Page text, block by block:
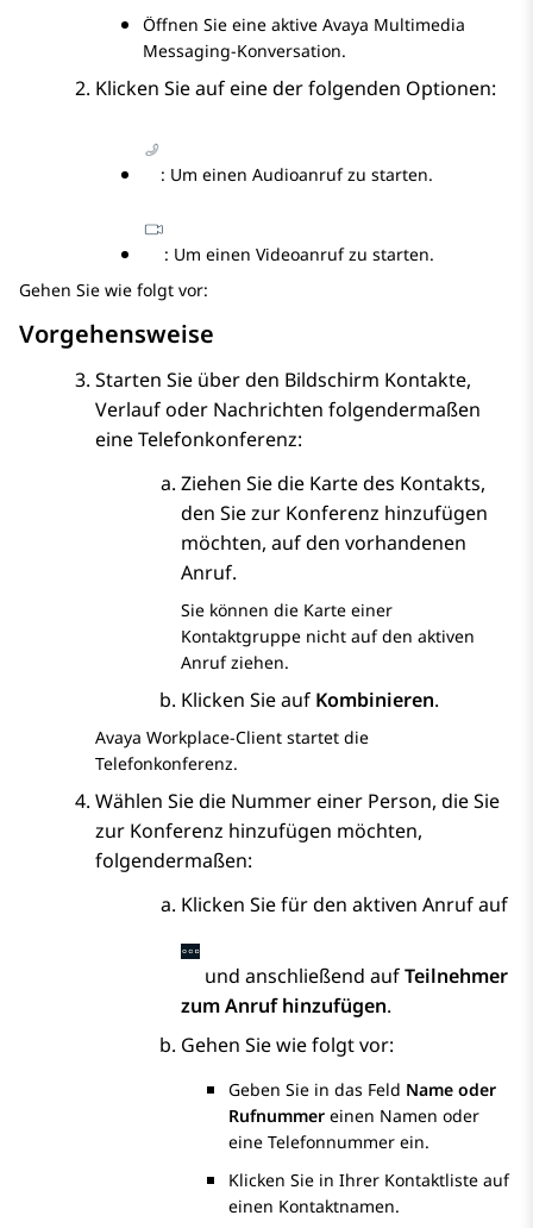
Öffnen Sie eine aktive Avaya Multimedia
Messaging-Konversation.
Klicken Sie auf eine der folgenden Optionen:
: Um einen Audioanruf zu starten.
: Um einen Videoanruf zu starten.
Gehen Sie wie folgt vor:
Vorgehensweise
Starten Sie über den Bildschirm Kontakte,
Verlaufoder Nachrichten folgendermaßen
eine Telefonkonferenz:
Ziehen Sie die Karte des Kontakts,
den Sie zur Konferenz hinzufügen
möchten, auf den vorhandenen
Anruf.
Sie können die Karte einer
Kontaktgruppe nicht auf den aktiven
Anruf ziehen.
Klicken Sie auf Kombinieren.
Avaya Workplace-Client startet die
Telefonkonferenz.
Wählen Sie die Nummer einer Person, die Sie
zur Konferenz hinzufügen möchten,
folgendermaßen:
Klicken Sie für den aktiven Anruf auf
und anschließend aufTeilnehmer
zum Anruf hinzufügen.
Gehen Sie wie folgt vor:
Geben Sie in das Feld Name oder
Rufnummer einen Namen oder
eine Telefonnummer ein.
Klicken Sie in Ihrer Kontaktliste auf
einen Kontaktnamen.